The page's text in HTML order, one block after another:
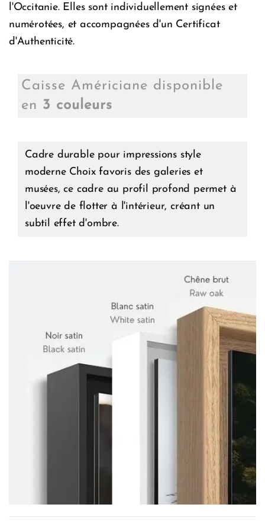
l'Occitanie. Elles sont individuellement signées et
numérotées, et accompagnées d'un Certificat
d'Authenticité.
Caisse Américiane disponible
en 3 couleurs
Cadre durable pour impressions style
moderne Choix favoris des galeries et
musées, ce cadre au profil profond permet à
l'oeuvre de flotter à l'intérieur, créant un
subtil effet d'ombre.